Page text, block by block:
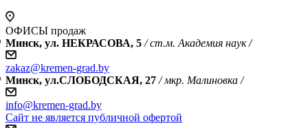
ОФИСЫ продаж
Минск, ул. НЕКРАСОВА, 5 / ст.м. Академия наук /
zakaz@kremen-grad.by
Минск, ул.СЛОБОДСКАЯ, 27 / мкр. Малиновка /
info@kremen-grad.by
Сайт не является публичной офертой